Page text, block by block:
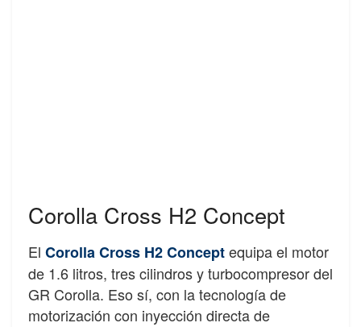
Corolla Cross H2 Concept
El Corolla Cross H2 Conceptequipa el motor
de 1.6 litros, tres cilindros y turbocompresor del
GR Corolla. Eso sí, con la tecnología de
motorización con inyección directa de